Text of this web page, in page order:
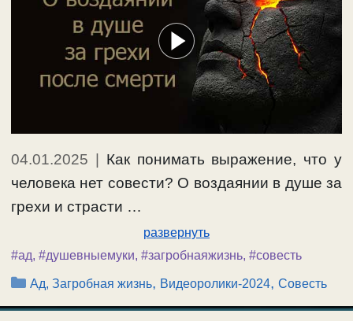
04.01.2025
Как понимать выражение, что у
человека нет совести? О воздаянии в душе за
грехи и страсти …
развернуть
#ад, #душевныемуки, #загробнаяжизнь, #совесть
Рубрики
Ад, Загробная жизнь, Видеоролики-2024,Совесть